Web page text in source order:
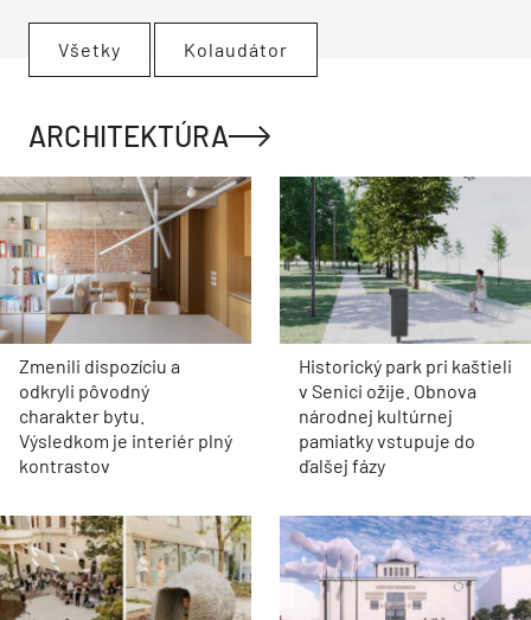
Všetky Kolaudátor
ARCHITEKTÚRA
Zmenili dispozíciu a
odkryli pôvodný
charakter bytu.
Výsledkom je interiér plný
kontrastov
Historický park pri kaštieli
v Senici ožije. Obnova
národnej kultúrnej
pamiatky vstupuje do
ďalšej fázy